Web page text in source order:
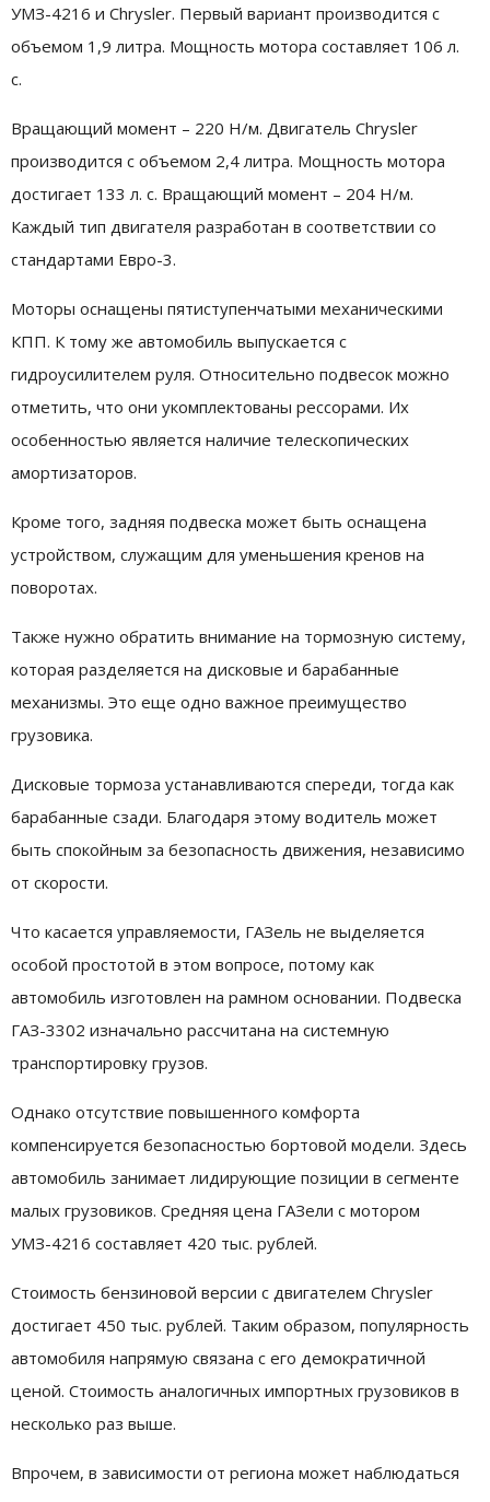
УМЗ-4216 и Chrysler. Первый вариант производится с
объемом 1,9 литра. Мощность мотора составляет 106 л.
с.
Вращающий момент – 220 Н/м. Двигатель Chrysler
производится с объемом 2,4 литра. Мощность мотора
достигает 133 л. с. Вращающий момент – 204 Н/м.
Каждый тип двигателя разработан в соответствии со
стандартами Евро-3.
Моторы оснащены пятиступенчатыми механическими
КПП. К тому же автомобиль выпускается с
гидроусилителем руля. Относительно подвесок можно
отметить, что они укомплектованы рессорами. Их
особенностью является наличие телескопических
амортизаторов.
Кроме того, задняя подвеска может быть оснащена
устройством, служащим для уменьшения кренов на
поворотах.
Также нужно обратить внимание на тормозную систему,
которая разделяется на дисковые и барабанные
механизмы. Это еще одно важное преимущество
грузовика.
Дисковые тормоза устанавливаются спереди, тогда как
барабанные сзади. Благодаря этому водитель может
быть спокойным за безопасность движения, независимо
от скорости.
Что касается управляемости, ГАЗель не выделяется
особой простотой в этом вопросе, потому как
автомобиль изготовлен на рамном основании. Подвеска
ГАЗ-3302 изначально рассчитана на системную
транспортировку грузов.
Однако отсутствие повышенного комфорта
компенсируется безопасностью бортовой модели. Здесь
автомобиль занимает лидирующие позиции в сегменте
малых грузовиков. Средняя цена ГАЗели с мотором
УМЗ-4216 составляет 420 тыс. рублей.
Стоимость бензиновой версии с двигателем Chrysler
достигает 450 тыс. рублей. Таким образом, популярность
автомобиля напрямую связана с его демократичной
ценой. Стоимость аналогичных импортных грузовиков в
несколько раз выше.
Впрочем, в зависимости от региона может наблюдаться